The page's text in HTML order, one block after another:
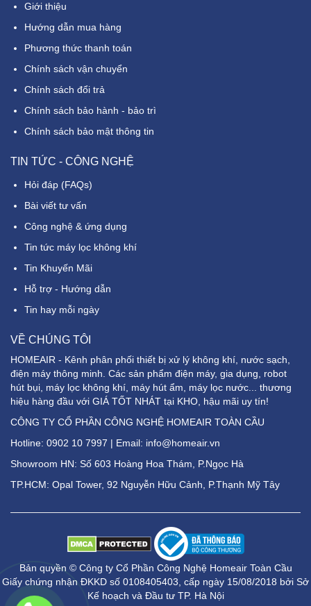
Giới thiệu
Hướng dẫn mua hàng
Phương thức thanh toán
Chính sách vận chuyển
Chính sách đổi trả
Chính sách bảo hành - bảo trì
Chính sách bảo mật thông tin
TIN TỨC - CÔNG NGHỆ
Hỏi đáp (FAQs)
Bài viết tư vấn
Công nghệ & ứng dụng
Tin tức máy lọc không khí
Tin Khuyến Mãi
Hỗ trợ - Hướng dẫn
Tin hay mỗi ngày
VỀ CHÚNG TÔI
HOMEAIR - Kênh phân phối thiết bị xử lý không khí, nước sạch,
điện máy thông minh. Các sản phẩm điện máy, gia dụng, robot
hút bụi, máy lọc không khí, máy hút ẩm, máy lọc nước... thương
hiệu hàng đầu với GIÁ TỐT NHÁT tại KHO, hậu mãi uy tín!
CÔNG TY CỔ PHẦN CÔNG NGHỆ HOMEAIR TOÀN CẦU
Hotline: 0902 10 7997 | Email: info@homeair.vn
Showroom HN: Số 603 Hoàng Hoa Thám, P.Ngọc Hà
TP.HCM: Opal Tower, 92 Nguyễn Hữu Cảnh, P.Thạnh Mỹ Tây
Bản quyền © Công ty Cổ Phần Công Nghệ Homeair Toàn Cầu
Giấy chứng nhận ĐKKD số 0108405403, cấp ngày 15/08/2018 bởi Sở
Kế hoạch và Đầu tư TP. Hà Nội